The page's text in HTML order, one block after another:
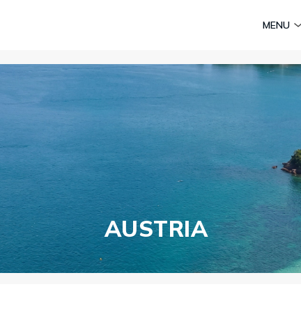
MENU
Vietravel MICE
Vietravel Loyalty
AUSTRIA